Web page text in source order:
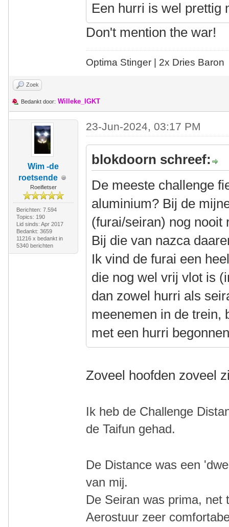
Een hurri is wel prettig
Don't mention the war!
Optima Stinger | 2x Dries Baron
Zoek
Bedankt door: Willeke_IGKT
Wim -de
roetsende
Roeifietser
Berichten: 7.594
Topics: 190
Lid sinds: Apr 2017
Bedankt: 3659
11216 x bedankt in
5340 berichten
23-Jun-2024, 03:17 PM
blokdoorn schreef:
De meeste challenge
aluminium? Bij de
(furai/seiran) nog nooit
Bij die van nazca
Ik vind de furai een
die nog wel vrij vlot is
dan zowel hurri als
meenemen in de trein,
met een hurri
Zoveel hoofden zoveel
Ik heb de Challenge
de Taifun gehad.
De Distance was een
van mij.
De Seiran was prima, net
Aerostuur zeer